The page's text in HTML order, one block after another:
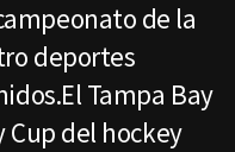
de la
deportes
Tampa Bay
del hockey